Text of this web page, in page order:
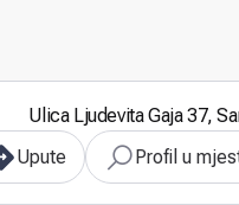
Ulica Ljudevita Gaja 37,
Upute
Profil u